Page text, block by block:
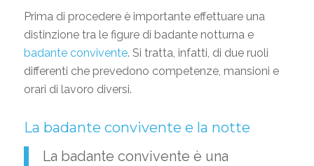
Prima di procedere è importante effettuare una
distinzione tra le figure di badante notturna e
badante convivente. Si tratta, infatti, di due ruoli
differenti che prevedono competenze, mansioni e
orari di lavoro diversi.
La badante convivente e la notte
La badante convivente è una